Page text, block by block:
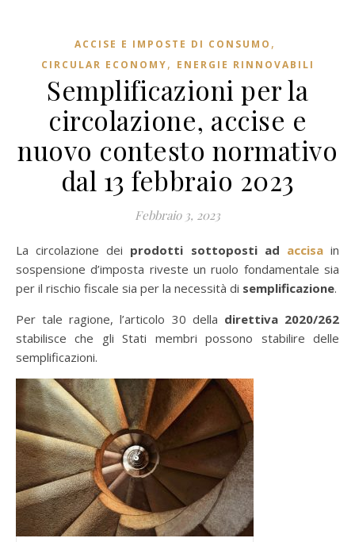
ACCISE E IMPOSTE DI CONSUMO ,
CIRCULAR ECONOMY, ENERGIE RINNOVABILI
Semplificazioni per la
circolazione, accise e
nuovo contesto normativo
dal 13 febbraio 2023
Febbraio 3, 2023
La circolazione dei prodotti sottoposti ad accisain
sospensione d’imposta riveste un ruolo fondamentale sia
per il rischio fiscale sia per la necessità di semplificazione.
Per tale ragione, l’articolo 30 della direttiva 2020/262
stabilisce che gli Stati membri possono stabilire delle
semplificazioni.